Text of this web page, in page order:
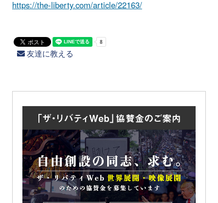
https://the-liberty.com/article/22163/
友達に教える